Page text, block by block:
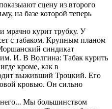
сцену из второго
на базе которой теперь
мрачно курит трубку. У
с табаком. Крупным планом
синдикат
И. В Волгина: Табак курить
кроме, как в
выживший Троцкий. Его
кровью. Он сильно
Мы большинством